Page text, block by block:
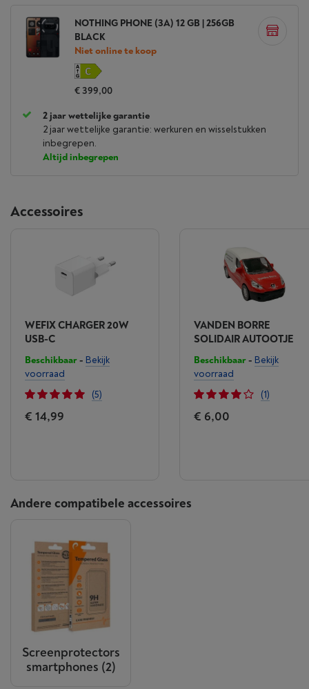
NOTHING PHONE (3A) 12 GB | 256GB
BLACK
Niet online te koop
€ 399,00
2 jaar wettelijke garantie
2 jaar wettelijke garantie: werkuren en wisselstukken
inbegrepen.
Altijd inbegrepen
Accessoires
WEFIX CHARGER 20W
USB-C
Beschikbaar- Bekijk
voorraad
(5)
€ 14,99
VANDEN BORRE
SOLIDAIR AUTOOTJE
Beschikbaar- Bekijk
voorraad
(1)
€ 6,00
Andere compatibele accessoires
Screenprotectors
smartphones (2)